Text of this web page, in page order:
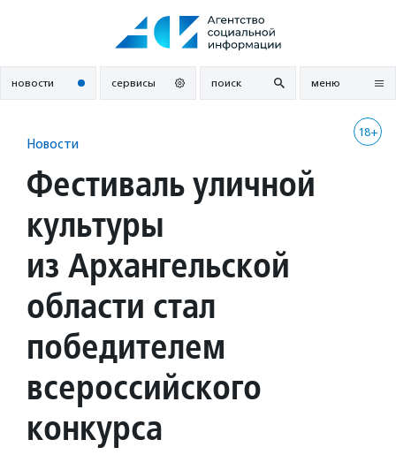
новости сервисы поиск меню
18+
Новости
Фестиваль уличной
культуры
из Архангельской
области стал
победителем
всероссийского
конкурса